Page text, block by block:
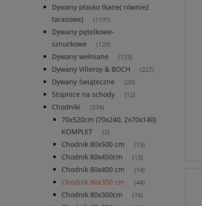
Dywany płasko tkane( również
tarasowe)
(1191)
Dywany pętelkowe-
sznurkowe
(129)
Dywany wełniane (123)
Dywany Villeroy & BOCH (227)
Dywany świąteczne (20)
Stopnice na schody (12)
Chodniki (574)
70x520cm (70x240, 2x70x140)
KOMPLET
(2)
Chodnik 80x500 cm (13)
Chodnik 80x450cm (13)
Chodnik 80x400 cm (14)
Chodnik 80x350 cm (44)
Chodnik 80x300cm (16)